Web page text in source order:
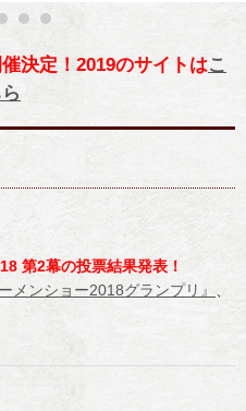
決定！2019のサイトはこ
第2幕の投票結果発表！
メンショー2018グランプリ』 、